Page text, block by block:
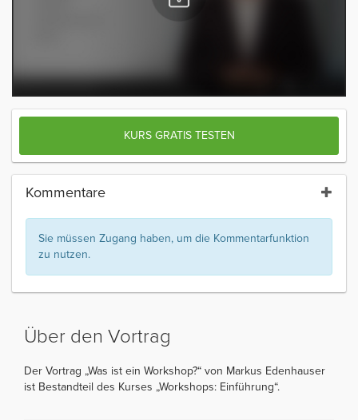
KURS GRATIS TESTEN
Kommentare
Sie müssen Zugang haben, um die Kommentarfunktion
zu nutzen.
Über den Vortrag
Der Vortrag „Was ist ein Workshop?“ von Markus Edenhauser
ist Bestandteil des Kurses „Workshops: Einführung“.